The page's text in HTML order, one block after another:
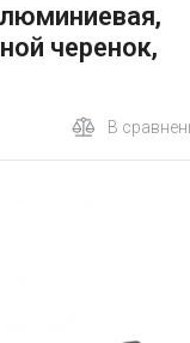
черенок,
В